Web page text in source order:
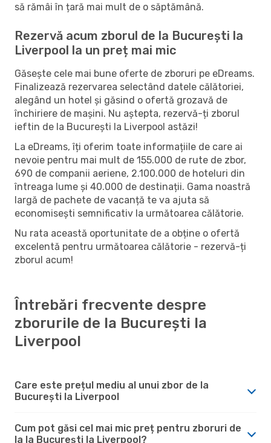
să rămâi în țară mai mult de o săptămână.
Rezervă acum zborul de la București la
Liverpool la un preț mai mic
Găsește cele mai bune oferte de zboruri pe eDreams.
Finalizează rezervarea selectând datele călătoriei,
alegând un hotel și găsind o ofertă grozavă de
închiriere de mașini. Nu aștepta, rezervă-ți zborul
ieftin de la București la Liverpool astăzi!
La eDreams, îți oferim toate informațiile de care ai
nevoie pentru mai mult de 155.000 de rute de zbor,
690 de companii aeriene, 2.100.000 de hoteluri din
întreaga lume și 40.000 de destinații. Gama noastră
largă de pachete de vacanță te va ajuta să
economisești semnificativ la următoarea călătorie.
Nu rata această oportunitate de a obține o ofertă
excelentă pentru următoarea călătorie - rezervă-ți
zborul acum!
Întrebări frecvente despre
zborurile de la București la
Liverpool
Care este prețul mediu al unui zbor de la
București la Liverpool
Cum pot găsi cel mai mic preț pentru zboruri de
la la București la Liverpool?